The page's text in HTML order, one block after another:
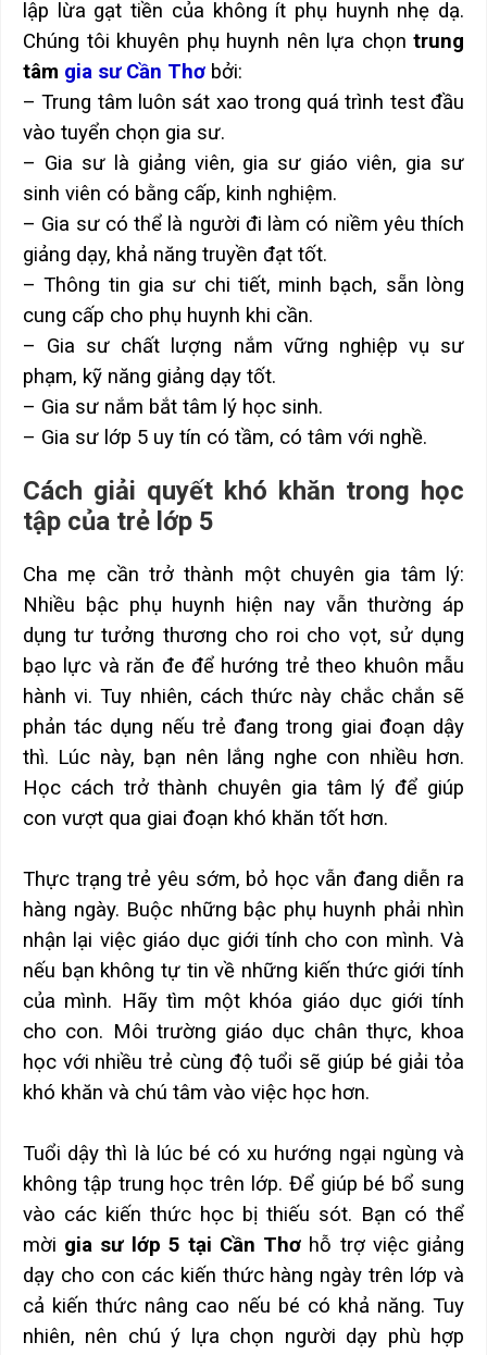
lập lừa gạt tiền của không ít phụ huynh nhẹ dạ.
Chúng tôi khuyên phụ huynh nên lựa chọn trung
tâm gia sư Cần Thơ bởi:
– Trung tâm luôn sát xao trong quá trình test đầu
vào tuyển chọn gia sư.
– Gia sư là giảng viên, gia sư giáo viên, gia sư
sinh viên có bằng cấp, kinh nghiệm.
– Gia sư có thể là người đi làm có niềm yêu thích
giảng dạy, khả năng truyền đạt tốt.
– Thông tin gia sư chi tiết, minh bạch, sẵn lòng
cung cấp cho phụ huynh khi cần.
– Gia sư chất lượng nắm vững nghiệp vụ sư
phạm, kỹ năng giảng dạy tốt.
– Gia sư nắm bắt tâm lý học sinh.
– Gia sư lớp 5 uy tín có tầm, có tâm với nghề.
Cách giải quyết khó khăn trong học
tập của trẻ lớp 5
Cha mẹ cần trở thành một chuyên gia tâm lý:
Nhiều bậc phụ huynh hiện nay vẫn thường áp
dụng tư tưởng thương cho roi cho vọt, sử dụng
bạo lực và răn đe để hướng trẻ theo khuôn mẫu
hành vi. Tuy nhiên, cách thức này chắc chắn sẽ
phản tác dụng nếu trẻ đang trong giai đoạn dậy
thì. Lúc này, bạn nên lắng nghe con nhiều hơn.
Học cách trở thành chuyên gia tâm lý để giúp
con vượt qua giai đoạn khó khăn tốt hơn.
Thực trạng trẻ yêu sớm, bỏ học vẫn đang diễn ra
hàng ngày. Buộc những bậc phụ huynh phải nhìn
nhận lại việc giáo dục giới tính cho con mình. Và
nếu bạn không tự tin về những kiến thức giới tính
của mình. Hãy tìm một khóa giáo dục giới tính
cho con. Môi trường giáo dục chân thực, khoa
học với nhiều trẻ cùng độ tuổi sẽ giúp bé giải tỏa
khó khăn và chú tâm vào việc học hơn.
Tuổi dậy thì là lúc bé có xu hướng ngại ngùng và
không tập trung học trên lớp. Để giúp bé bổ sung
vào các kiến thức học bị thiếu sót. Bạn có thể
mời gia sư lớp 5 tại Cần Thơ hỗ trợ việc giảng
dạy cho con các kiến thức hàng ngày trên lớp và
cả kiến thức nâng cao nếu bé có khả năng. Tuy
nhiên, nên chú ý lựa chọn người dạy phù hợp